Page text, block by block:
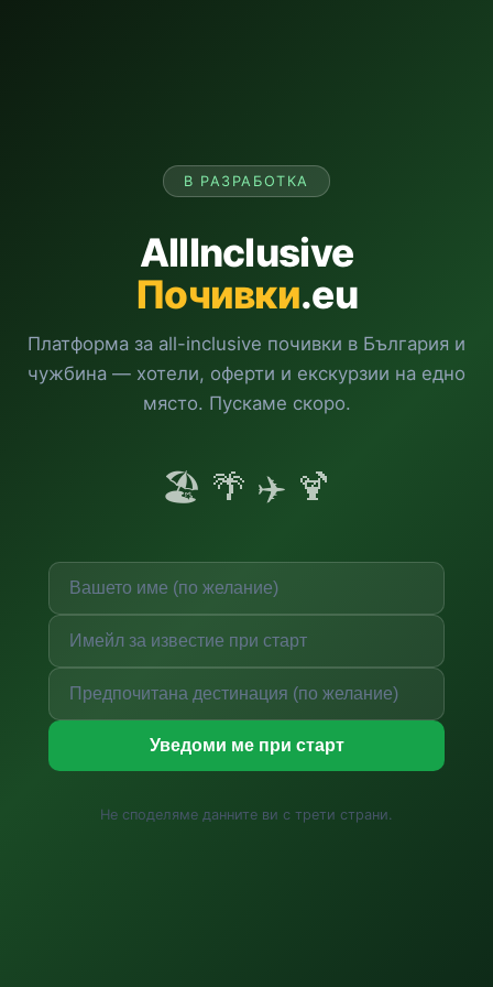
В РАЗРАБОТКА
AllInclusive
Почивки.eu
Платформа за all-inclusive почивки в България и
чужбина — хотели, оферти и екскурзии на едно
място. Пускаме скоро.
🏖️ 🌴 ✈️ 🍹
Уведоми ме при старт
Не споделяме данните ви с трети страни.